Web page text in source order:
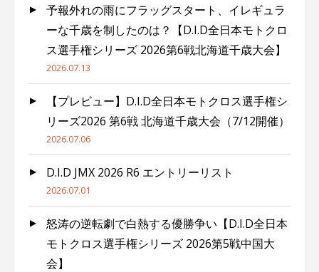
予報外れの雨にフラッグスタート、イレギュラ
ーな千歳を制したのは？【D.I.D全日本モトクロ
ス選手権シリーズ 2026第6戦北海道千歳大会】
2026.07.13
【プレビュー】D.I.D全日本モトクロス選手権シ
リーズ2026 第6戦 北海道千歳大会（7/12開催）
2026.07.06
D.I.D JMX 2026 R6 エントリーリスト
2026.07.01
怒涛の逆転劇で白熱する優勝争い【D.I.D全日本
モトクロス選手権シリーズ 2026第5戦中国大
会】